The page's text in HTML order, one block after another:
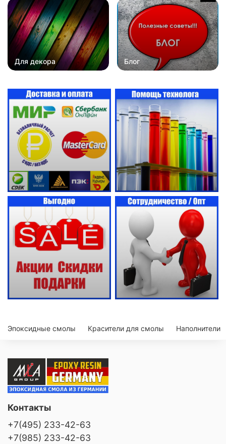
Для декора Блог
Эпоксидные смолы Красители для смолы Наполнители
Контакты
+7(495) 233-42-63
+7(985) 233-42-63